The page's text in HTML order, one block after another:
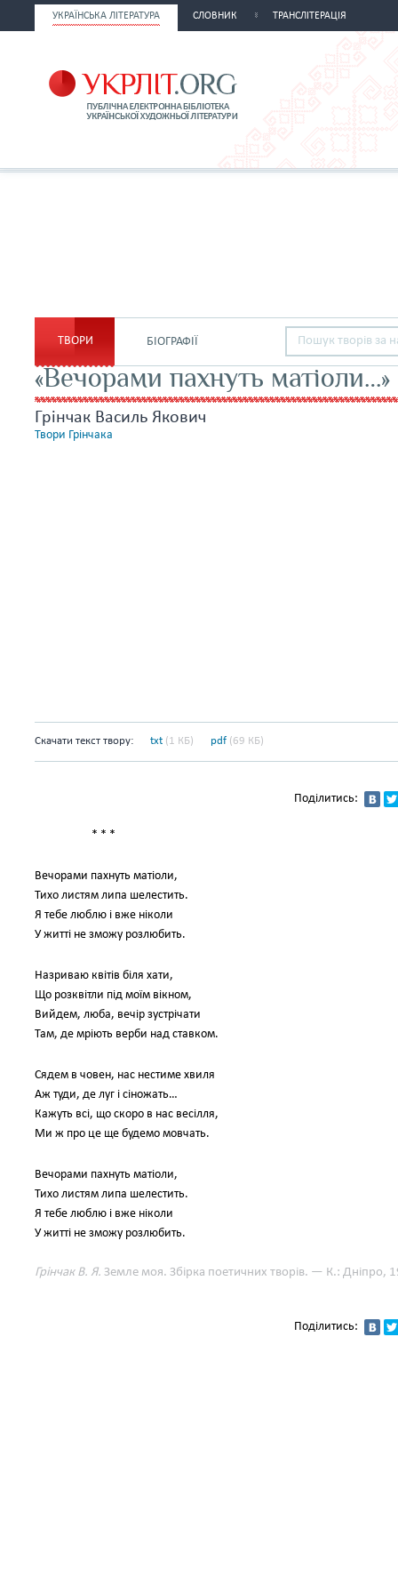
УКРАЇНСЬКА ЛІТЕРАТУРА СЛОВНИК ТРАНСЛІТЕРАЦІЯ
ТВОРИ БІОГРАФІЇ
«Вечорами пахнуть матіоли…»
Грінчак Василь Якович
Твори Грінчака
Скачати текст твору: txt (1 КБ) pdf (69 КБ)
Поділитись:
* * *
Вечорами пахнуть матіоли,
Тихо листям липа шелестить.
Я тебе люблю і вже ніколи
У житті не зможу розлюбить.
Назриваю квітів біля хати,
Що розквітли під моїм вікном,
Вийдем, люба, вечір зустрічати
Там, де мріють верби над ставком.
Сядем в човен, нас нестиме хвиля
Аж туди, де луг і сіножать…
Кажуть всі, що скоро в нас весілля,
Ми ж про це ще будемо мовчать.
Вечорами пахнуть матіоли,
Тихо листям липа шелестить.
Я тебе люблю і вже ніколи
У житті не зможу розлюбить.
Грінчак В. Я. Земле моя. Збірка поетичних творів. — К.: Дніпро,
Поділитись: